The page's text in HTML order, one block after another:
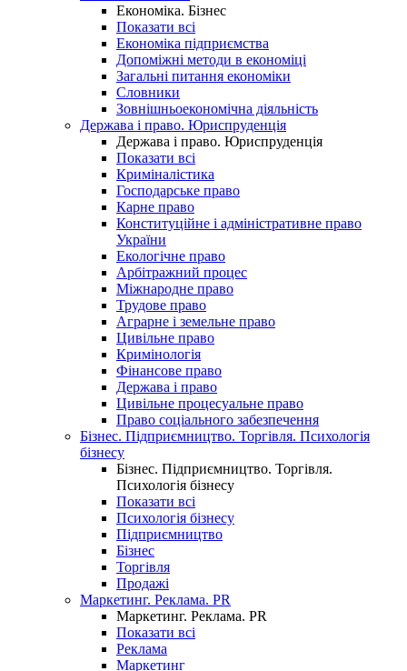
Економіка. Бізнес
Показати всі
Економіка підприємства
Допоміжні методи в економіці
Загальні питання економіки
Словники
Зовнішньоекономічна діяльність
Держава і право. Юриспруденція
Держава і право. Юриспруденція
Показати всі
Криміналістика
Господарське право
Карне право
Конституційне і адміністративне право
України
Екологічне право
Арбітражний процес
Міжнародне право
Трудове право
Аграрне і земельне право
Цивільне право
Кримінологія
Фінансове право
Держава і право
Цивільне процесуальне право
Право соціального забезпечення
Бізнес. Підприємництво. Торгівля. Психологія
бізнесу
Бізнес. Підприємництво. Торгівля.
Психологія бізнесу
Показати всі
Психологія бізнесу
Підприємництво
Бізнес
Торгівля
Продажі
Маркетинг. Реклама. PR
Маркетинг. Реклама. PR
Показати всі
Реклама
Маркетинг